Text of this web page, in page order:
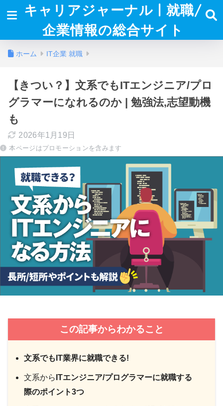
キャリアジャーナル | 就職/
企業情報の総合サイト
ホーム IT企業 就職
【きつい？】文系でもITエンジニア/プロ
グラマーになれるのか | 勉強法,志望動機
も
2026年1月19日
本ページはプロモーションを含みます
この記事からわかること
文系でもIT業界に就職できる!
文系から ITエンジニア/プログラマーに就職する
際のポイント3つ